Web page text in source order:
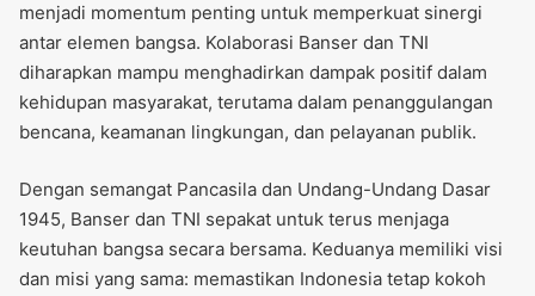
menjadi momentum penting untuk memperkuat sinergi
antar elemen bangsa. Kolaborasi Banser dan TNI
diharapkan mampu menghadirkan dampak positif dalam
kehidupan masyarakat, terutama dalam penanggulangan
bencana, keamanan lingkungan, dan pelayanan publik.
Dengan semangat Pancasila dan Undang-Undang Dasar
1945, Banser dan TNI sepakat untuk terus menjaga
keutuhan bangsa secara bersama. Keduanya memiliki visi
dan misi yang sama: memastikan Indonesia tetap kokoh